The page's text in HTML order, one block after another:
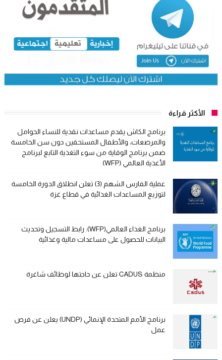
الأكثر قراءة
برنامج الكاش يقدم مساعدات نقدية للنساء الحوامل
والمرضعات، والأطفال المستحقين دون سن الخامسة
ضمن برنامج الوقاية من سوء التغذية التابع لبرنامج
الأغذية العالمي (WFP)
عملية الفارس الشهم (3) تعلن انطلاق الدورة الخامسة
لتوزيع المساعدات الغذائية في قطاع غزة
برنامج الغذاء العالمي(WFP): رابط التسجيل وتحديث
البيانات للحصول على مساعدات مالية وغذائية
منظمة CADUS تعلن عن حاجتها لوظائف شاغرة
برنامج الأمم المتحدة الإنمائي (UNDP) يعلن عن فرص
عمل